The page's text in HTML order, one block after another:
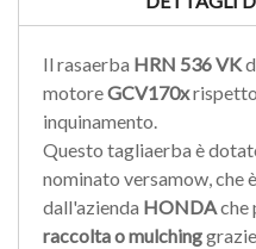
Il rasaerba HRN 536 VK
motoreGCV170x
inquinamento.
Questo tagliaerba è
nominato versamow, che
dall'azienda HONDAche
raccolta o mulching